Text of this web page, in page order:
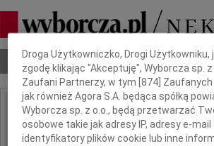
Nekrologi Odeszli Poradnik pogrzebowy
IMIĘ I NAZWISKO: Aleksander
Dbamy o Twoją prywatność
Droga Użytkowniczko, Drogi Użytkowniku,
zgodę klikając "Akceptuję", Wyborcza sp. z
Zaufani Partnerzy, w tym [874 ]
jak również Agora S.A. będąca spółką
Wyborcza sp. z o.o., będą przetwarzać
osobowe takie jak adresy IP, adresy e-mail
identyfikatory plików cookie lub inne